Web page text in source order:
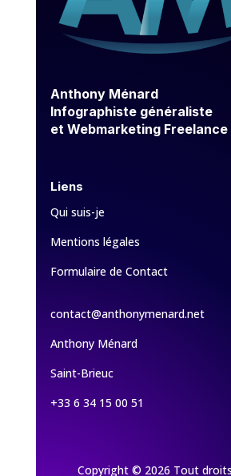
Anthony Ménard
Infographiste généraliste
et Webmarketing Freelance
Liens
Qui suis-je
Mentions légales
Formulaire de Contact
contact@anthonymenard.net
Anthony Ménard
Saint-Brieuc
+33 6 34 15 00 51
Copyright © 2026 Tout